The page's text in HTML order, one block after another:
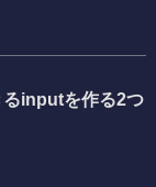
inputを作る2つ